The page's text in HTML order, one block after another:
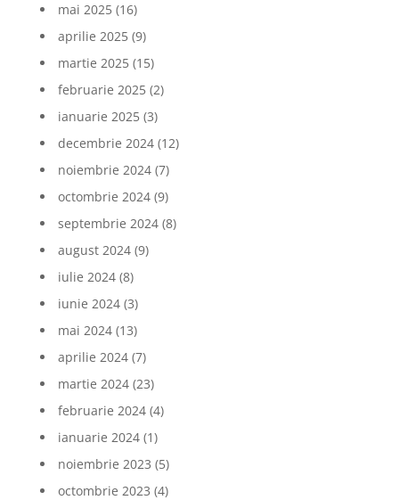
mai 2025(16)
aprilie 2025(9)
martie 2025(15)
februarie 2025(2)
ianuarie 2025(3)
decembrie 2024(12)
noiembrie 2024(7)
octombrie 2024(9)
septembrie 2024(8)
august 2024(9)
iulie 2024(8)
iunie 2024(3)
mai 2024(13)
aprilie 2024(7)
martie 2024(23)
februarie 2024(4)
ianuarie 2024(1)
noiembrie 2023 (5)
octombrie 2023 (4)